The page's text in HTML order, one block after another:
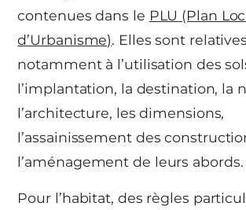
contenues dans le PLU (Plan
d’Urbanisme). Elles sont relatives
notamment à l’utilisation des
l’implantation, la destination, la
l’architecture, les dimensions,
l’assainissement des
l’aménagement de leurs abords.
Pour l’habitat, des règles